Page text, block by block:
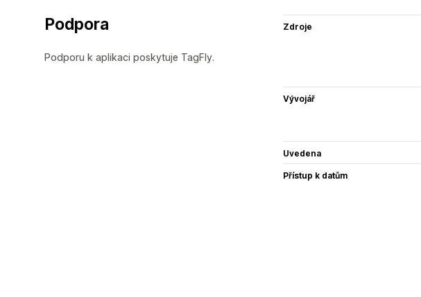
Podpora
Podporu k aplikaci poskytuje TagFly.
Zdroje
Vývojář
Uvedena
Přístup k datům